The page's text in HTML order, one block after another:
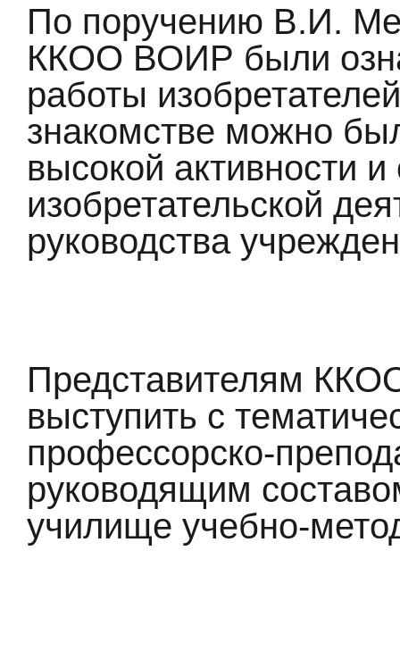
По поручению В.И.
ККОО ВОИР были
работы
знакомстве можно
высокой активности
изобретательской
руководства
Представителям
выступить с
профессорско-
руководящим
училище учебно-